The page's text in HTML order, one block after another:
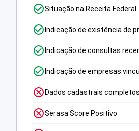
Situação na Receita Federal
Indicação de existência de
Indicação de consultas
Indicação de empresas
Dados cadastrais completos
Serasa Score Positivo